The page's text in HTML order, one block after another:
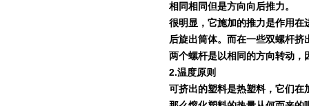
相同相同但是方向向后推力。
很明显，它施加的推力是作用
后旋出筒体。而在一些双螺杆
两个螺杆是以相同的方向转动
2.温度原则
可挤出的塑料是热塑料，它们